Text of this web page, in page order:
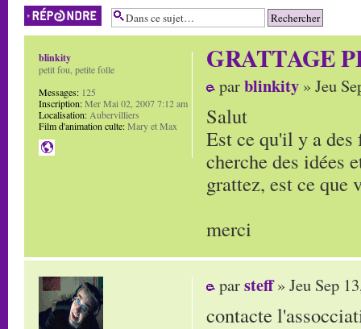
Répondre
GRATTAGE
parblinkity » Jeu
Salut
Est ce qu'il y a
cherche des idées
grattez, est ce que
merci
blinkity
petit fou, petite folle
Messages: 125
Inscription:Mer Mai 02, 2007 7:12 am
Localisation: Aubervilliers
Film d'animation culte:Mary et Max
parsteff» Jeu Sep
contacte